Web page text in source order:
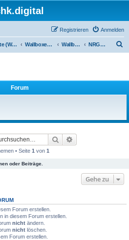
Anmelden
Registrieren
Geräte (Wallboxen, Stromquellen, Autos) Wallboxen & Funkschalter Wallboxen mit Phasenlimitierung NRGKick
Forum
Suche
• Seite 1 von 1
oder Beiträge.
Gehe zu
Forum erstellen.
in diesem Forum erstellen.
nicht ändern.
nicht löschen.
Forum erstellen.